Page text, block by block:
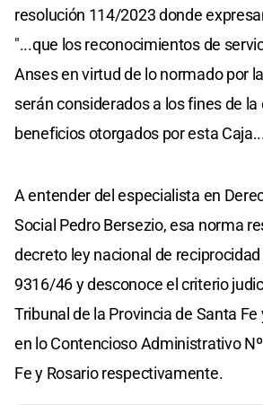
resolución 114/2023 donde
"...que los reconocimientos de
Anses en virtud de lo normado por
serán considerados a los fines de
beneficios otorgados por esta
A entender del especialista en
Social Pedro Bersezio, esa norma
decreto ley nacional de
9316/46 y desconoce el criterio
Tribunal de la Provincia de Santa
en lo Contencioso Administrativo
Fe y Rosario respectivamente.